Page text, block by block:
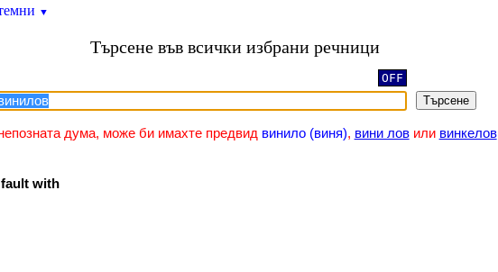
▼
Търсене във всички избрани речници
OFF
Търсене
дума, може би имахте предвид винило (виня), вини ловили винкелов
fault with